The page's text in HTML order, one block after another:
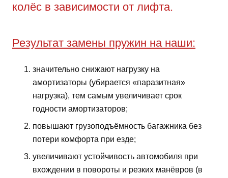
колёс в зависимости от лифта.
Результат замены пружин на наши:
значительно снижают нагрузку на
амортизаторы (убирается «паразитная»
нагрузка), тем самым увеличивает срок
годности амортизаторов;
повышают грузоподъёмность багажника без
потери комфорта при езде;
увеличивают устойчивость автомобиля при
вхождении в повороты и резких манёвров (в